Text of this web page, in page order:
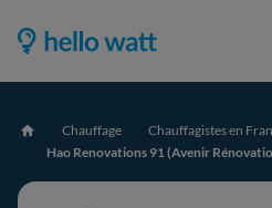
Accueil Chauffage Chauffagistes en
Hao Renovations 91 (Avenir